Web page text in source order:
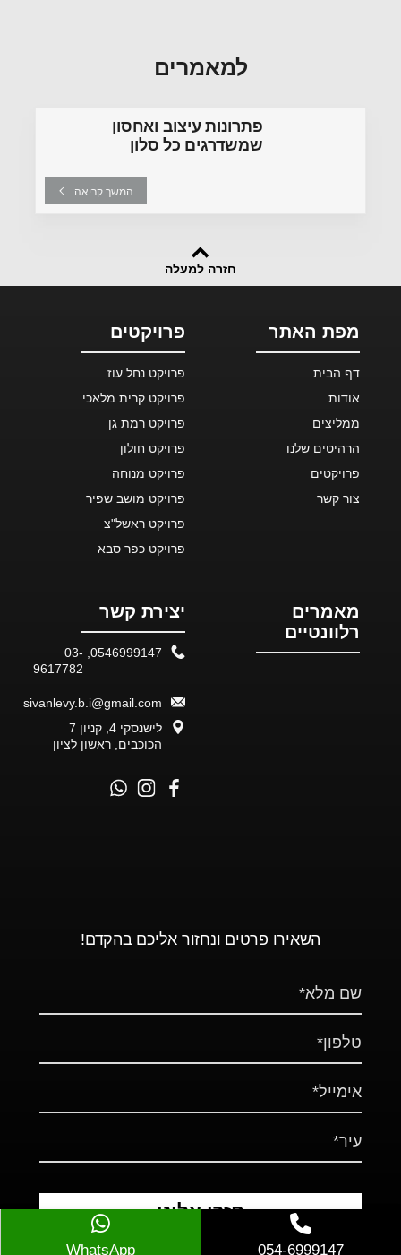
למאמרים
פתרונות עיצוב ואחסון
שמשדרגים כל סלון
המשך קריאה
חזרה למעלה
מפת האתר
דף הבית
אודות
ממליצים
הרהיטים שלנו
פרויקטים
צור קשר
פרויקטים
פרויקט נחל עוז
פרויקט קרית מלאכי
פרויקט רמת גן
פרויקט חולון
פרויקט מנוחה
פרויקט מושב שפיר
פרויקט ראשל"צ
פרויקט כפר סבא
מאמרים
רלוונטיים
יצירת קשר
0546999147
03-
9617782
sivanlevy.b.i@gmail.com
לישנסקי 4, קניון 7
הכוכבים, ראשון לציון
השאירו פרטים ונחזור אליכם בהקדם!
054-6999147
WhatsApp